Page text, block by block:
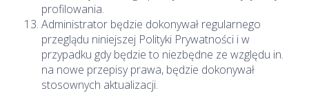
profilowania.
Administrator będzie dokonywał regularnego
przeglądu niniejszej Polityki Prywatności i w
przypadku gdy będzie to niezbędne ze względu in.
na nowe przepisy prawa, będzie dokonywał
stosownych aktualizacji.